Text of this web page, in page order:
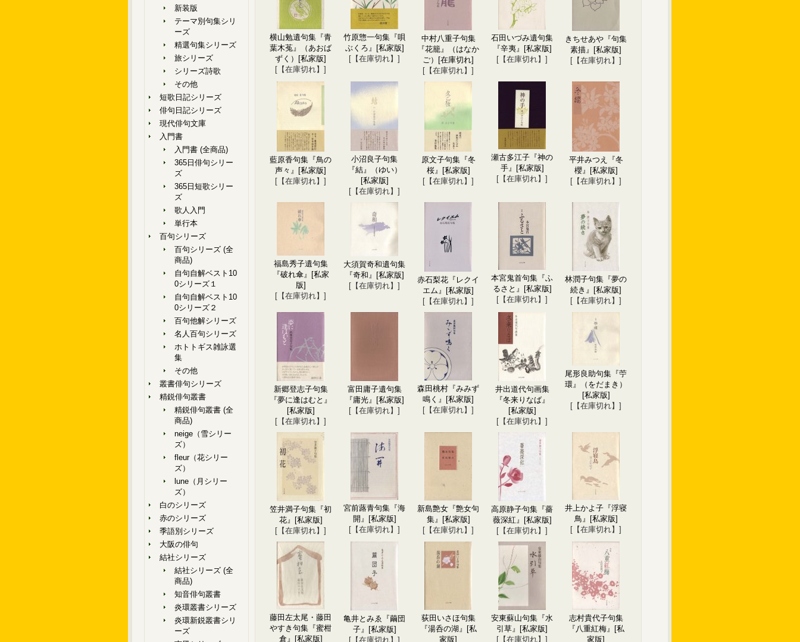
新装版
テーマ別句集シリ
ーズ
精選句集シリーズ
旅シリーズ
シリーズ詩歌
その他
短歌日記シリーズ
俳句日記シリーズ
現代俳句文庫
入門書
入門書 (全商品)
365日俳句シリー
ズ
365日短歌シリー
ズ
歌人入門
単行本
百句シリーズ
百句シリーズ (全
商品)
自句自解ベスト10
0シリーズ１
自句自解ベスト10
0シリーズ２
百句他解シリーズ
名人百句シリーズ
ホトトギス雑詠選
集
その他
叢書俳句シリーズ
精鋭俳句叢書
精鋭俳句叢書 (全
商品)
neige（雪シリー
ズ）
fleur（花シリー
ズ）
lune（月シリー
ズ）
白のシリーズ
赤のシリーズ
季語別シリーズ
大阪の俳句
結社シリーズ
結社シリーズ (全
商品)
知音俳句叢書
炎環叢書シリーズ
炎環新鋭叢書シリ
ーズ
横山勉遺句集『青
葉木菟』（あおば
ずく）
[私家版]
[【在庫切れ】]
竹原惣一句集『唄
ぶくろ』
[私家版]
[【在庫切れ】]
中村八重子句集
『花籠』（はなか
ご）
[在庫切れ]
[【在庫切れ】]
石田いづみ遺句集
『辛夷』
[私家版]
[【在庫切れ】]
きちせあや『句集
素描』
[私家版]
[【在庫切れ】]
藍原香句集『鳥の
声々』
[私家版]
[【在庫切れ】]
小沼良子句集
『結』（ゆい）
[私家版]
[【在庫切れ】]
原文子句集『冬
桜』
[私家版]
[【在庫切れ】]
瀬古多江子『神の
手』
[私家版]
[【在庫切れ】]
平井みつえ『冬
櫻』
[私家版]
[【在庫切れ】]
福島秀子遺句集
『破れ傘』
[私家
版]
[【在庫切れ】]
大須賀奇和遺句集
『奇和』
[私家版]
[【在庫切れ】]
赤石梨花『レクイ
エム』
[私家版]
[【在庫切れ】]
本宮鬼首句集『ふ
るさと』
[私家版]
[【在庫切れ】]
林潤子句集『夢の
続き』
[私家版]
[【在庫切れ】]
新郷登志子句集
『夢に逢はむと』
[私家版]
[【在庫切れ】]
富田庸子遺句集
『庸光』
[私家版]
[【在庫切れ】]
森田桃村『みみず
鳴く』
[私家版]
[【在庫切れ】]
井出道代句画集
『冬来りなば』
[私家版]
[【在庫切れ】]
尾形良助句集『苧
環』（をだまき）
[私家版]
[【在庫切れ】]
笠井満子句集『初
花』
[私家版]
[【在庫切れ】]
宮前蕗青句集『海
開』
[私家版]
[【在庫切れ】]
新島艶女『艶女句
集』
[私家版]
[【在庫切れ】]
高原静子句集『薔
薇深紅』
[私家版]
[【在庫切れ】]
井上かよ子『浮寝
鳥』
[私家版]
[【在庫切れ】]
藤田左太尾・藤田
やすき句集『蜜柑
倉』
[私家版]
亀井とみゑ『繭団
子』
[私家版]
[【在庫切れ】]
荻田いさほ句集
『湯呑の湖』
[私
家版]
安東蘇山句集『水
引草』
[私家版]
[【在庫切れ】]
志村貴代子句集
『八重紅梅』
[私
家版]